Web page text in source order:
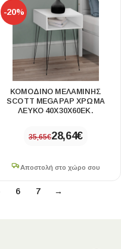
-20%
ΚΟΜΟΔΊΝΟ ΜΕΛΑΜΊΝΗΣ
SCOTT MEGAPAP ΧΡΏΜΑ
ΛΕΥΚΌ 40X30X60ΕΚ.
35,65€28,64€
Αποστολή στο χώρο σου
6 7 →